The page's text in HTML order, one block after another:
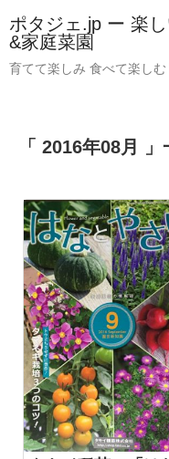
ポタジェ.jp ー 楽
&家庭菜園
育てて楽しみ 食べて楽し
「 2016年08月 」